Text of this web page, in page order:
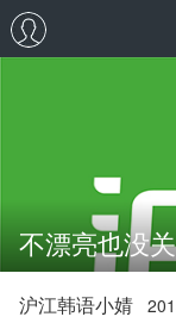
不漂亮也没
沪江韩语小婧